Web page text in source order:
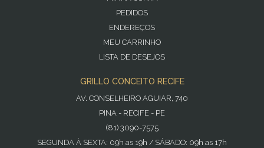
PEDIDOS
ENDEREÇOS
MEU CARRINHO
LISTA DE DESEJOS
GRILLO CONCEITO RECIFE
AV. CONSELHEIRO AGUIAR, 740
PINA - RECIFE - PE
(81) 3090-7575
SEGUNDA À SEXTA: 09h as 19h / SÁBADO: 09h as 17h